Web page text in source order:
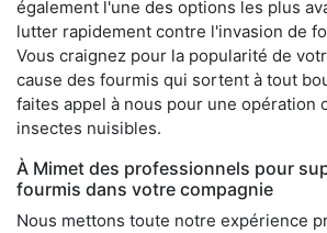
également l'une des options les plus
lutter rapidement contre l'invasion de
Vous craignez pour la popularité de
cause des fourmis qui sortent à tout
faites appel à nous pour une opération
insectes nuisibles.
À Mimet des professionnels pour
fourmis dans votre compagnie
Nous mettons toute notre expérience